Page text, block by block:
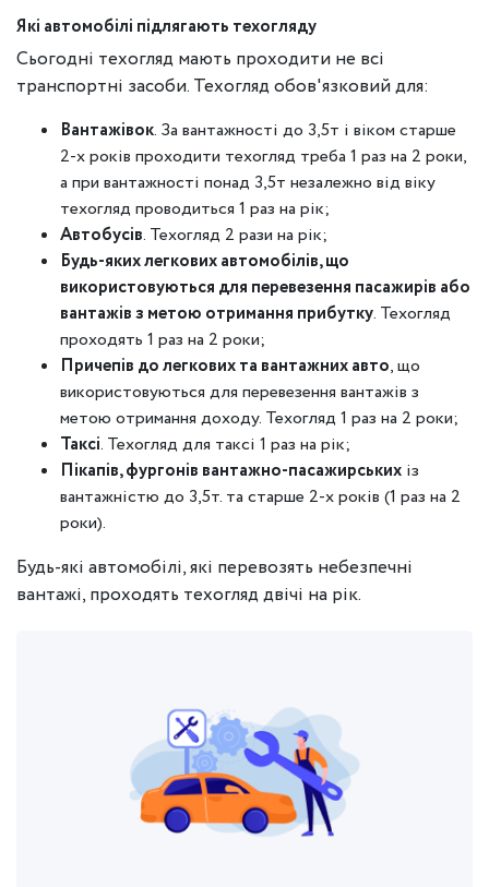
Які автомобілі підлягають техогляду
Сьогодні техогляд мають проходити не всі
транспортні засоби. Техогляд обов'язковий для:
Вантажівок. За вантажності до 3,5т і віком старше
2-х років проходити техогляд треба 1 раз на 2 роки,
а при вантажності понад 3,5т незалежно від віку
техогляд проводиться 1 раз на рік;
Автобусів. Техогляд 2 рази на рік;
Будь-яких легкових автомобілів, що
використовуються для перевезення пасажирів або
вантажів з метою отримання прибутку. Техогляд
проходять 1 раз на 2 роки;
Причепів до легкових та вантажних авто, що
використовуються для перевезення вантажів з
метою отримання доходу. Техогляд 1 раз на 2 роки;
Таксі. Техогляд для таксі 1 раз на рік;
Пікапів, фургонів вантажно-пасажирських із
вантажністю до 3,5т. та старше 2-х років (1 раз на 2
роки).
Будь-які автомобілі, які перевозять небезпечні
вантажі, проходять техогляд двічі на рік.